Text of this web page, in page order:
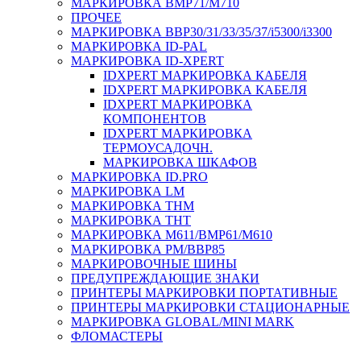
ПРОЧЕЕ
МАРКИРОВКА BBP30/31/33/35/37/i5300/i3300
МАРКИРОВКА ID-PAL
МАРКИРОВКА ID-XPERT
IDXPERT МАРКИРОВКА КАБЕЛЯ
IDXPERT МАРКИРОВКА КАБЕЛЯ
IDXPERT МАРКИРОВКА
КОМПОНЕНТОВ
IDXPERT МАРКИРОВКА
ТЕРМОУСАДОЧН.
МАРКИРОВКА ШКАФОВ
МАРКИРОВКА ID.PRO
МАРКИРОВКА LM
МАРКИРОВКА THM
МАРКИРОВКА THT
МАРКИРОВКА M611/BMP61/M610
МАРКИРОВКА PM/BBP85
МАРКИРОВОЧНЫЕ ШИНЫ
ПРЕДУПРЕЖДАЮЩИЕ ЗНАКИ
ПРИНТЕРЫ МАРКИРОВКИ ПОРТАТИВНЫЕ
ПРИНТЕРЫ МАРКИРОВКИ СТАЦИОНАРНЫЕ
МАРКИРОВКА GLOBAL/MINI MARK
ФЛОМАСТЕРЫ